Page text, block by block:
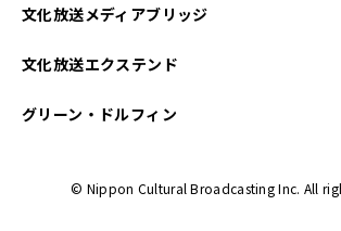
文化放送メディアブリッジ
文化放送エクステンド
グリーン・ドルフィン
© Nippon Cultural Broadcasting Inc. All